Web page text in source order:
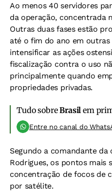
Ao menos 40 servidores
da operação, concentrada
Outras duas fases estão
até o fim do ano em
intensificar as ações
fiscalização contra o uso
principalmente quando
propriedades privadas.
Tudo sobreBrasil em
Entre no canal do
Segundo a comandante da
Rodrigues, os pontos mais
concentração de focos de
por satélite.